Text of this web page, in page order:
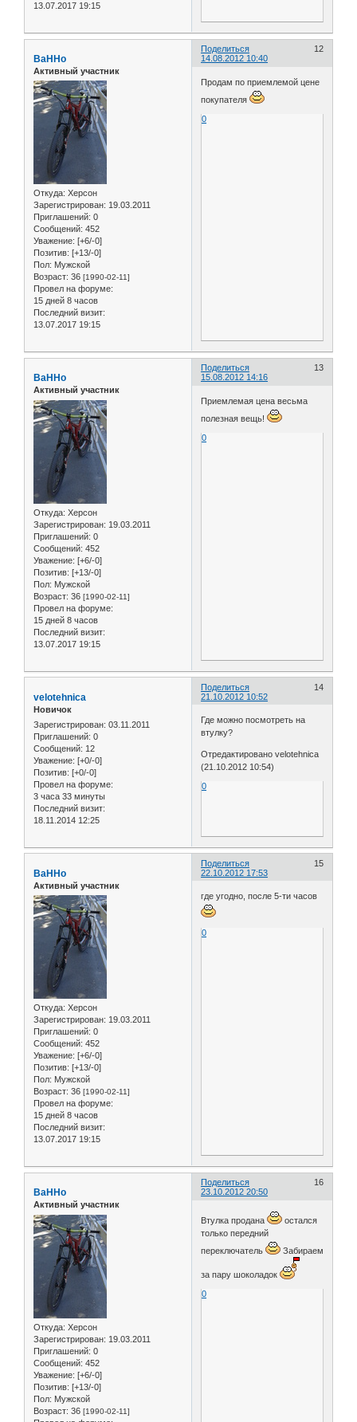
13.07.2017 19:15
Поделиться
12
14.08.2012 10:40
BaHHo
Активный участник
Откуда: Херсон
Зарегистрирован: 19.03.2011
Приглашений: 0
Сообщений: 452
Уважение: [+6/-0]
Позитив: [+13/-0]
Пол: Мужской
Возраст: 36 [1990-02-11]
Провел на форуме:
15 дней 8 часов
Последний визит:
13.07.2017 19:15
Продам по приемлемой цене
покупателя
0
Поделиться
13
15.08.2012 14:16
BaHHo
Активный участник
Откуда: Херсон
Зарегистрирован: 19.03.2011
Приглашений: 0
Сообщений: 452
Уважение: [+6/-0]
Позитив: [+13/-0]
Пол: Мужской
Возраст: 36 [1990-02-11]
Провел на форуме:
15 дней 8 часов
Последний визит:
13.07.2017 19:15
Приемлемая цена весьма
полезная вещь!
0
Поделиться
14
21.10.2012 10:52
velotehnica
Новичок
Зарегистрирован: 03.11.2011
Приглашений: 0
Сообщений: 12
Уважение: [+0/-0]
Позитив: [+0/-0]
Провел на форуме:
3 часа 33 минуты
Последний визит:
18.11.2014 12:25
Где можно посмотреть на
втулку?
Отредактировано velotehnica
(21.10.2012 10:54)
0
Поделиться
15
22.10.2012 17:53
BaHHo
Активный участник
Откуда: Херсон
Зарегистрирован: 19.03.2011
Приглашений: 0
Сообщений: 452
Уважение: [+6/-0]
Позитив: [+13/-0]
Пол: Мужской
Возраст: 36 [1990-02-11]
Провел на форуме:
15 дней 8 часов
Последний визит:
13.07.2017 19:15
где угодно, после 5-ти часов
0
Поделиться
16
23.10.2012 20:50
BaHHo
Активный участник
Откуда: Херсон
Зарегистрирован: 19.03.2011
Приглашений: 0
Сообщений: 452
Уважение: [+6/-0]
Позитив: [+13/-0]
Пол: Мужской
Возраст: 36 [1990-02-11]
Втулка продана
остался
только передний
переключатель
Забираем
за пару шоколадок
0